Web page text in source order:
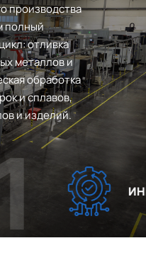
производства
полный
отливка
металлов и
обработка
и сплавов,
и изделий.